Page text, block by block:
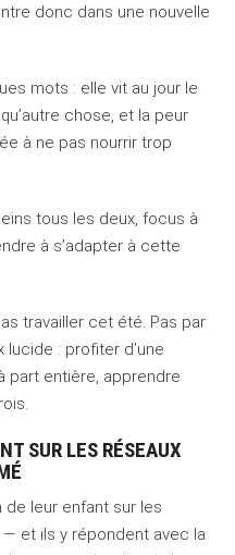
donc dans une nouvelle
mots : elle vit au jour le
chose, et la peur
à ne pas nourrir trop
tous les deux, focus à
à s’adapter à cette
travailler cet été. Pas par
: profiter d’une
part entière, apprendre
SUR LES RÉSEAUX
de leur enfant sur les
et ils y répondent avec la